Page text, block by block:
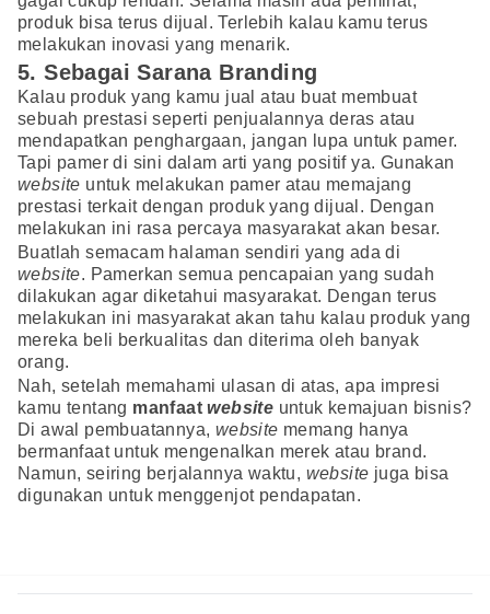
produk bisa terus dijual. Terlebih kalau kamu terus
melakukan inovasi yang menarik.
5. Sebagai Sarana Branding
Kalau produk yang kamu jual atau buat membuat
sebuah prestasi seperti penjualannya deras atau
mendapatkan penghargaan, jangan lupa untuk pamer.
Tapi pamer di sini dalam arti yang positif ya. Gunakan
website untuk melakukan pamer atau memajang
prestasi terkait dengan produk yang dijual. Dengan
melakukan ini rasa percaya masyarakat akan besar.
Buatlah semacam halaman sendiri yang ada di
website. Pamerkan semua pencapaian yang sudah
dilakukan agar diketahui masyarakat. Dengan terus
melakukan ini masyarakat akan tahu kalau produk yang
mereka beli berkualitas dan diterima oleh banyak
orang.
Nah, setelah memahami ulasan di atas, apa impresi
kamu tentang manfaatwebsite untuk kemajuan bisnis?
Di awal pembuatannya, website memang hanya
bermanfaat untuk mengenalkan merek atau brand.
Namun, seiring berjalannya waktu, website juga bisa
digunakan untuk menggenjot pendapatan.